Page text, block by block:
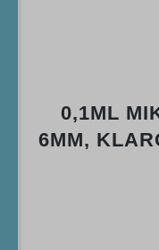
0,1ML
6MM,